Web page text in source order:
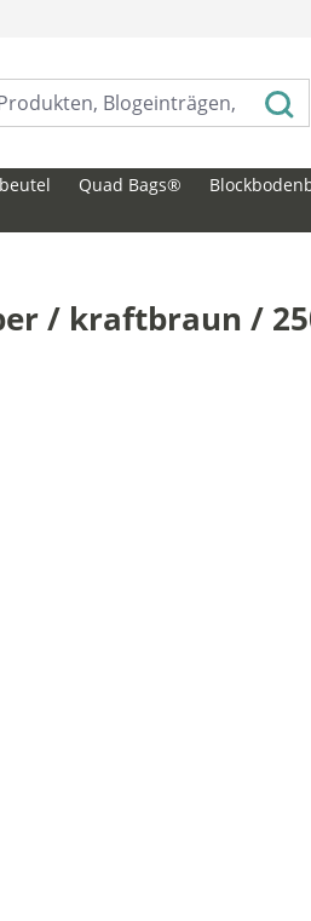
Quad Bags®
/ kraftbraun /